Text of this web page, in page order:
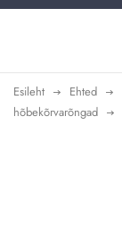
Esileht Ehted
hõbekõrvarõngad